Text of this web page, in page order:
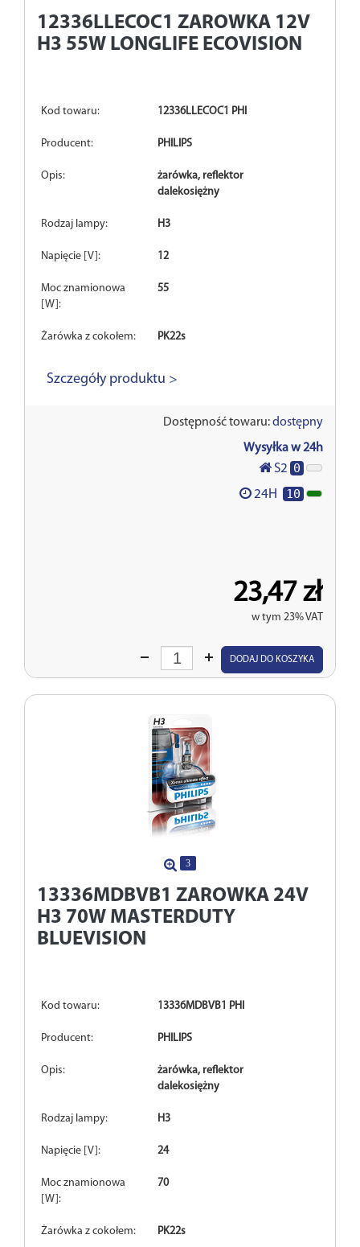
12336LLECOC1 ZAROWKA 12V
H3 55W LONGLIFE ECOVISION
Kod towaru: 12336LLECOC1 PHI
Producent: PHILIPS
Opis:
żarówka, reflektor
dalekosiężny
Rodzaj lampy: H3
Napięcie [V]: 12
Moc znamionowa
[W]:
55
Żarówka z cokołem: PK22s
Szczegóły produktu >
Dostępność towaru:dostępny
Wysyłka w 24h
S2 0
24H 10
23,47 zł
w tym 23% VAT
Wprowadź
DODAJ DO KOSZYKA
3
13336MDBVB1 ZAROWKA 24V
H3 70W MASTERDUTY
BLUEVISION
Kod towaru: 13336MDBVB1 PHI
Producent: PHILIPS
Opis:
żarówka, reflektor
dalekosiężny
Rodzaj lampy: H3
Napięcie [V]: 24
Moc znamionowa
[W]:
70
Żarówka z cokołem: PK22s